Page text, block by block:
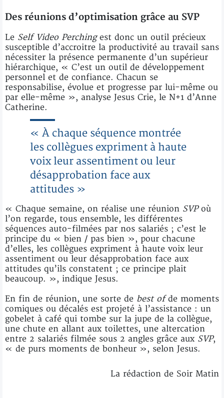
Des réunions d’optimisation grâce au SVP
Le Self Video Perchingest donc un outil précieux
susceptible d’accroitre la productivité au travail sans
nécessiter la présence permanente d’un supérieur
hiérarchique, « C’est un outil de développement
personnel et de confiance. Chacun se
responsabilise, évolue et progresse par lui-même ou
par elle-même », analyse Jesus Crie, le N+1 d’Anne
Catherine.
« À chaque séquence montrée
les collègues expriment à haute
voix leur assentiment ou leur
désapprobation face aux
attitudes »
« Chaque semaine, on réalise une réunion SVPoù
l’on regarde, tous ensemble, les différentes
séquences auto-filmées par nos salariés ; c’est le
principe du « bien / pas bien », pour chacune
d’elles, les collègues expriment à haute voix leur
assentiment ou leur désapprobation face aux
attitudes qu’ils constatent ; ce principe plait
beaucoup. », indique Jesus.
En fin de réunion, une sorte de best ofde moments
comiques ou décalés est projeté à l’assistance : un
gobelet à café qui tombe sur la jupe de la collègue,
une chute en allant aux toilettes, une altercation
entre 2 salariés filmée sous 2 angles grâce aux SVP,
« de purs moments de bonheur », selon Jesus.
La rédaction de Soir Matin